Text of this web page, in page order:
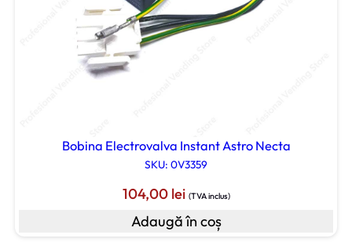
Bobina Electrovalva Instant Astro Necta
SKU: 0V3359
104,00 lei (TVA inclus)
Adaugă în coș